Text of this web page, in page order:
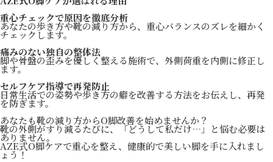
重心チェックで原因を徹底分析
あなたの歩き方や靴の減り方から、重心バランスのズレを細かく
チェックします。
痛みのない独自の整体法
脚や骨盤の歪みを優しく整える施術で、外側荷重を内側に修正し
ます。
セルフケア指導で再発防止
日常生活での姿勢や歩き方の癖を改善する方法をお伝えし、再発
を防ぎます。
あなたも靴の減り方からO脚改善を始めませんか？
靴の外側がすり減るたびに、「どうして私だけ…」と悩む必要は
ありません。
AZE式O脚ケアで重心を整え、健康的で美しい脚を手に入れまし
ょう！